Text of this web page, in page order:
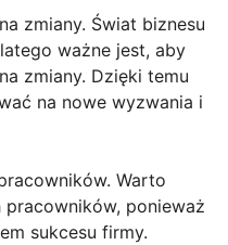
zmiany. Świat biznesu
ważne jest, aby
zmiany. Dzięki temu
na nowe wyzwania i
Warto
ponieważ
sukcesu firmy.